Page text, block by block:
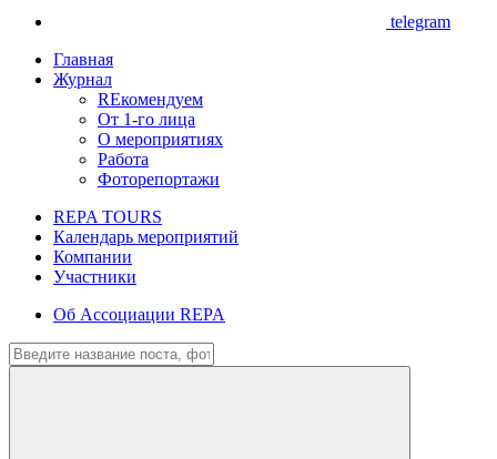
telegram
Главная
Журнал
REкомендуем
От 1-го лица
О мероприятиях
Работа
Фоторепортажи
REPA TOURS
Календарь мероприятий
Компании
Участники
Об Ассоциации REPA